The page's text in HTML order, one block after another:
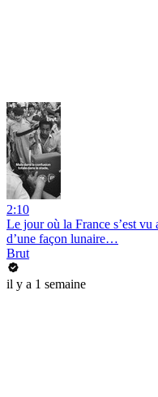
2:10
Le jour où la France s’est
d’une façon lunaire…
Brut
il y a 1 semaine